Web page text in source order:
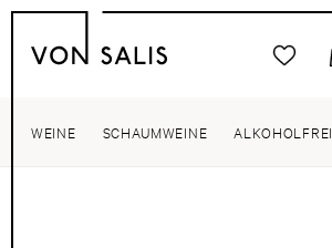
WEINE SCHAUMWEINE ALKOHOLFREI